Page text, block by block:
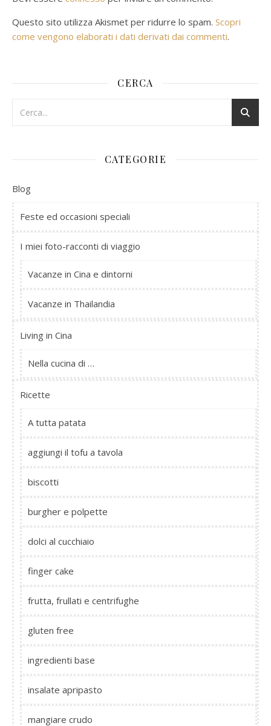
Questo sito utilizza Akismet per ridurre lo spam. Scopri
come vengono elaborati i dati derivati dai commenti.
CERCA
CATEGORIE
Blog
Feste ed occasioni speciali
I miei foto-racconti di viaggio
Vacanze in Cina e dintorni
Vacanze in Thailandia
Living in Cina
Nella cucina di …
Ricette
A tutta patata
aggiungi il tofu a tavola
biscotti
burgher e polpette
dolci al cucchiaio
finger cake
frutta, frullati e centrifughe
gluten free
ingredienti base
insalate apripasto
mangiare crudo